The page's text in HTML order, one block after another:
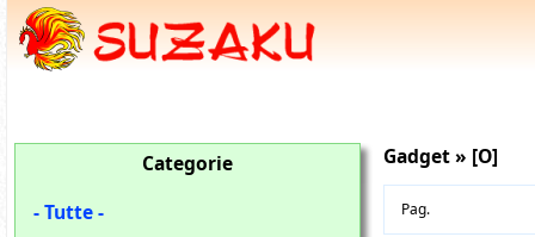
Gadget » [O]
Pag.
Categorie
- Tutte -